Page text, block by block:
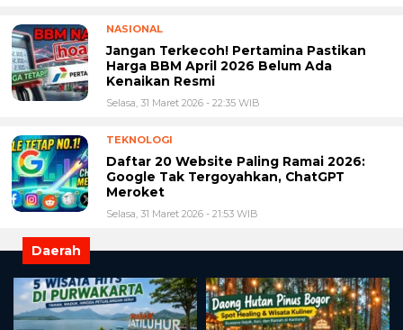
NASIONAL
Jangan Terkecoh! Pertamina Pastikan
Harga BBM April 2026 Belum Ada
Kenaikan Resmi
Selasa, 31 Maret 2026 - 22:35 WIB
TEKNOLOGI
Daftar 20 Website Paling Ramai 2026:
Google Tak Tergoyahkan, ChatGPT
Meroket
Selasa, 31 Maret 2026 - 21:53 WIB
Daerah